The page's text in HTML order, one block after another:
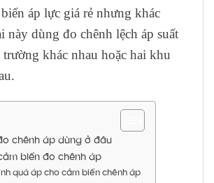
áp lực giá rẻ nhưng khác
này dùng đo chênh lệch áp suất
khác nhau hoặc hai khu
chênh áp dùng ở đâu
biến đo chênh áp
quá áp cho cảm biến chênh áp